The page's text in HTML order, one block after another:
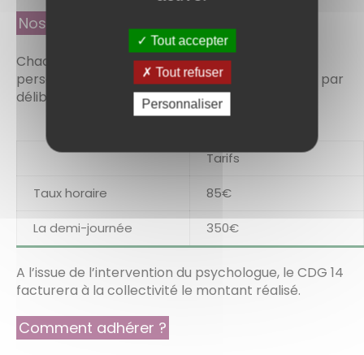
Nos Tarifs :
Chaque intervention fera l’objet d’un devis
personnalisé selon les tarifs fixés annuellement par
délibération, à savoir pour 2024 :
Tarifs
Taux horaire 85€
La demi-journée 350€
A l’issue de l’intervention du psychologue, le CDG 14
facturera à la collectivité le montant réalisé.
Comment adhérer ?
Tout accepter
Tout refuser
Personnaliser